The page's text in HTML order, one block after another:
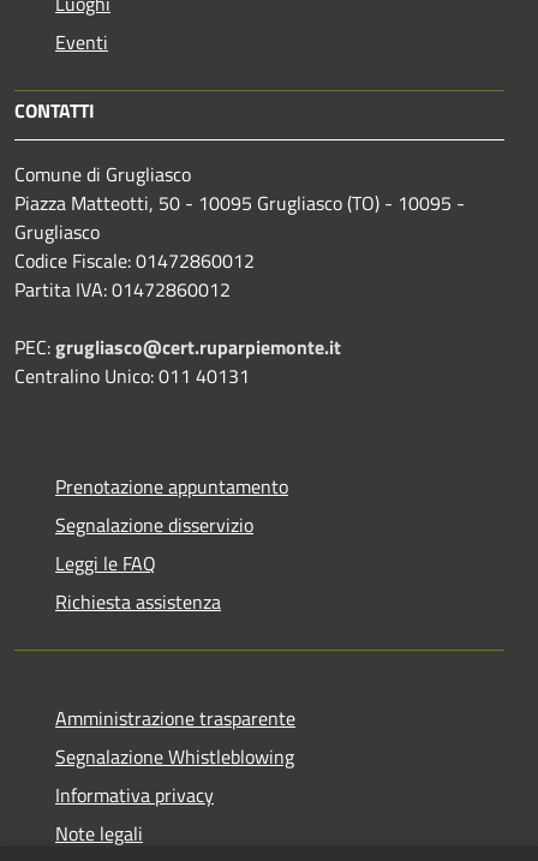
Eventi
CONTATTI
Comune di Grugliasco
Piazza Matteotti, 50 - 10095 Grugliasco (TO) - 10095 -
Grugliasco
Codice Fiscale: 01472860012
Partita IVA: 01472860012
PEC:grugliasco@cert.ruparpiemonte.it
Centralino Unico: 011 40131
Prenotazione appuntamento
Segnalazione disservizio
Leggi le FAQ
Richiesta assistenza
Amministrazione trasparente
Segnalazione Whistleblowing
Informativa privacy
Note legali